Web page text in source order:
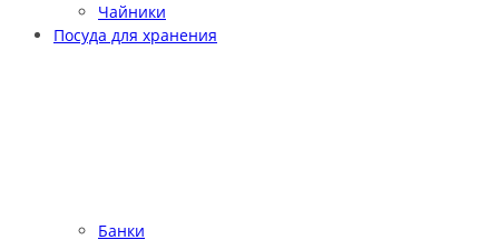
Чайники
Посуда для хранения
Банки